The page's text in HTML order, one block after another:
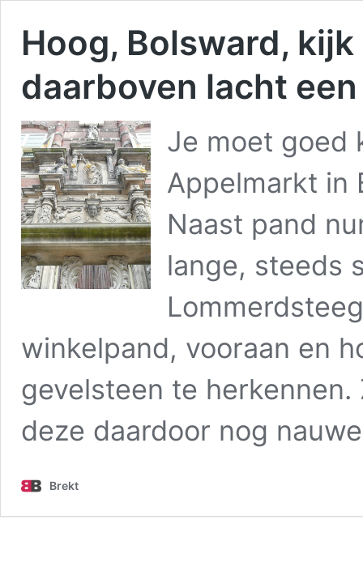
Hoog, Bolsward,
daarboven lacht
Je moet goed
Appelmarkt in
Naast pand
lange, steeds
winkelpand, vooraan en
gevelsteen te
deze daardoor nog
Brekt